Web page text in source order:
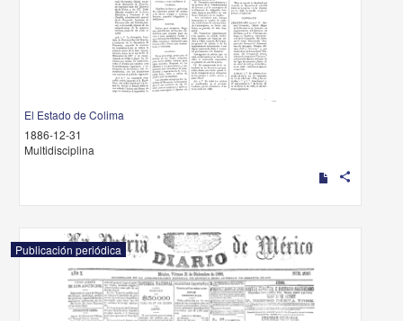
El Estado de Colima
1886-12-31
Multidisciplina
share
Publicación periódica